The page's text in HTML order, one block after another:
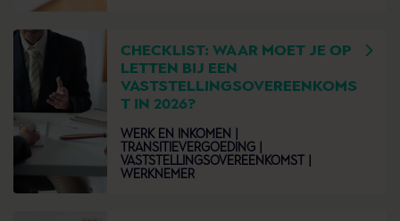
CHECKLIST: WAAR MOET JE OP
LETTEN BIJ EEN
VASTSTELLINGSOVEREENKOMS
T IN 2026?
WERK EN INKOMEN |
TRANSITIEVERGOEDING |
VASTSTELLINGSOVEREENKOMST |
WERKNEMER